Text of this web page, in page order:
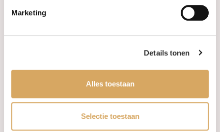
Marketing
Details tonen
Alles toestaan
Selectie toestaan
Leveringsvoorwaarden